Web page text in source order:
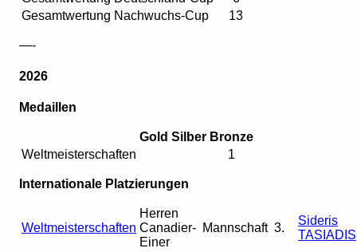
Gesamtwertung Nachwuchs-Cup
13
—-
2026
Medaillen
Gold Silber Bronze
Weltmeisterschaften
1
Internationale Platzierungen
Weltmeisterschaften
Herren
Canadier-
Einer
Mannschaft 3.
Sideris
TASIADIS